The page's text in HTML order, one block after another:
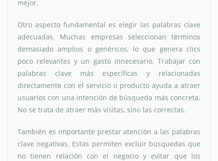
mejor.
Otro aspecto fundamental es elegir las palabras clave
adecuadas. Muchas empresas seleccionan términos
demasiado amplios o genéricos, lo que genera clics
poco relevantes y un gasto innecesario. Trabajar con
palabras clave más específicas y relacionadas
directamente con el servicio o producto ayuda a atraer
usuarios con una intención de búsqueda más concreta.
No se trata de atraer más visitas, sino las correctas.
También es importante prestar atención a las palabras
clave negativas. Estas permiten excluir búsquedas que
no tienen relación con el negocio y evitar que los